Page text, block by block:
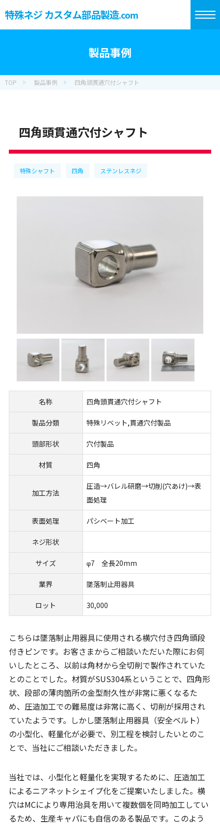
特殊ネジ カスタム部品製造.com
製品事例
TOP 製品事例 四角頭貫通穴付シャフト
四角頭貫通穴付シャフト
特殊シャフト 四角 ステンレスネジ
名称 四角頭貫通穴付シャフト
製品分類 特殊リベット,貫通穴付製品
頭部形状 穴付製品
材質 四角
加工方法
圧造→バレル研磨→切削(穴あけ)→表
面処理
表面処理 パシベート加工
ネジ形状
サイズ φ7 全長20mm
業界 墜落制止用器具
ロット 30,000
こちらは墜落制止用器具に使用される横穴付き四角頭段
付きピンです。お客さまからご相談いただいた際にお伺
いしたところ、以前は角材から全切削で製作されていた
とのことでした。材質がSUS304系ということで、四角形
状、段部の薄肉箇所の金型耐久性が非常に悪くなるた
め、圧造加工での難易度は非常に高く、切削が採用され
ていたようです。しかし墜落制止用器具（安全ベルト）
の小型化、軽量化が必要で、別工程を検討したいとのこ
とで、当社にご相談いただきました。
当社では、小型化と軽量化を実現するために、圧造加工
によるニアネットシェイプ化をご提案いたしました。横
穴はMCにより専用治具を用いて複数個を同時加工してい
るため、生産キャパにも自信のある製品です。このよう